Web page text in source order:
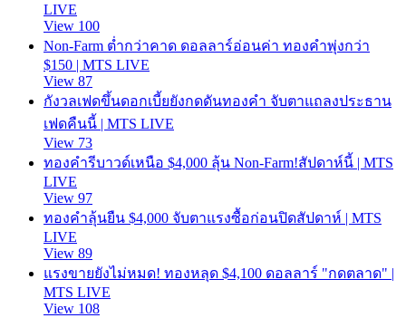
LIVE
View 100
Non-Farm ต่ำกว่าคาด ดอลลาร์อ่อนค่า ทองคำพุ่งกว่า
$150 | MTS LIVE
View 87
กังวลเฟดขึ้นดอกเบี้ยยังกดดันทองคำ จับตาแถลงประธาน
เฟดคืนนี้ | MTS LIVE
View 73
ทองคำรีบาวด์เหนือ $4,000 ลุ้น Non-Farm!สัปดาห์นี้ | MTS
LIVE
View 97
ทองคำลุ้นยืน $4,000 จับตาแรงซื้อก่อนปิดสัปดาห์ | MTS
LIVE
View 89
แรงขายยังไม่หมด! ทองหลุด $4,100 ดอลลาร์ "กดตลาด" |
MTS LIVE
View 108